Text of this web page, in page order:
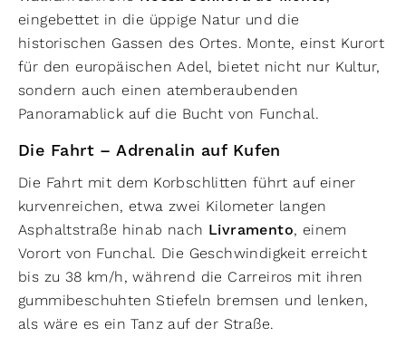
eingebettet in die üppige Natur und die
historischen Gassen des Ortes. Monte, einst Kurort
für den europäischen Adel, bietet nicht nur Kultur,
sondern auch einen atemberaubenden
Panoramablick auf die Bucht von Funchal.
Die Fahrt – Adrenalin auf Kufen
Die Fahrt mit dem Korbschlitten führt auf einer
kurvenreichen, etwa zwei Kilometer langen
Asphaltstraße hinab nach Livramento, einem
Vorort von Funchal. Die Geschwindigkeit erreicht
bis zu 38 km/h, während die Carreiros mit ihren
gummibeschuhten Stiefeln bremsen und lenken,
als wäre es ein Tanz auf der Straße.